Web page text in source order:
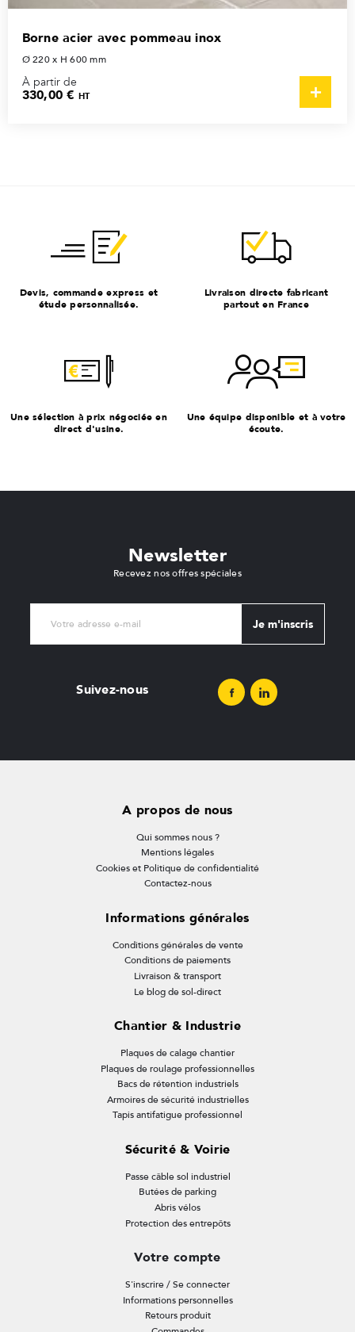
Borne acier avec pommeau inox
Ø 220 x H 600 mm
À partir de
330,00 €HT
Devis, commande express et
étude personnalisée.
Livraison directe fabricant
partout en France
Une sélection à prix négociée en
direct d'usine.
Une équipe disponible et à votre
écoute.
Newsletter
Recevez nos offres spéciales
Je m'inscris
Suivez-nous
A propos de nous
Qui sommes nous ?
Mentions légales
Cookies et Politique de confidentialité
Contactez-nous
Informations générales
Conditions générales de vente
Conditions de paiements
Livraison & transport
Le blog de sol-direct
Chantier & Industrie
Plaques de calage chantier
Plaques de roulage professionnelles
Bacs de rétention industriels
Armoires de sécurité industrielles
Tapis antifatigue professionnel
Sécurité & Voirie
Passe câble sol industriel
Butées de parking
Abris vélos
Protection des entrepôts
Votre compte
S'inscrire / Se connecter
Informations personnelles
Retours produit